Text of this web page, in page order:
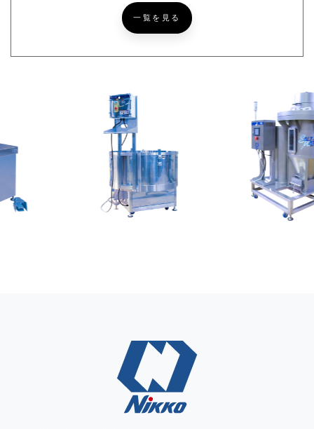
#5】北海道ならでは？なゴルフあるある
ニッコーブログ
レザークラフトで簡単パ
ニッコーブログ
レザークラフトで簡単パ
スケース[道具準備編]
一覧を見る